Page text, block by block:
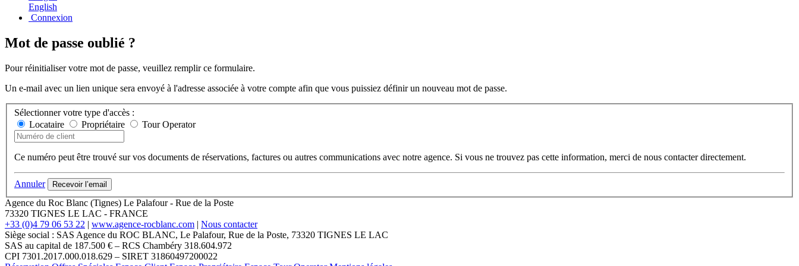
English
Connexion
Mot de passe oublié ?
Pour réinitialiser votre mot de passe, veuillez remplir ce formulaire.
Un e-mail avec un lien unique sera envoyé à l'adresse associée à votre compte afin que vous puissiez définir un nouveau mot de passe.
Sélectionner votre type d'accès :
Locataire
Propriétaire Tour Operator
Ce numéro peut être trouvé sur vos documents de réservations, factures ou autres communications avec notre agence. Si vous ne trouvez pas cette information, merci de nous contacter directement.
Annuler Recevoir l’email
Agence du Roc Blanc (Tignes) Le Palafour- Rue de la Poste
73320 TIGNES LE LAC - FRANCE
+33 (0)4 79 06 53 22 | www.agence-rocblanc.com | Nous contacter
Siège social : SAS Agence du ROC BLANC, Le Palafour, Rue de la Poste, 73320 TIGNES LE LAC
SAS au capital de 187.500 € – RCS Chambéry 318.604.972
CPI 7301.2017.000.018.629 – SIRET 31860497200022